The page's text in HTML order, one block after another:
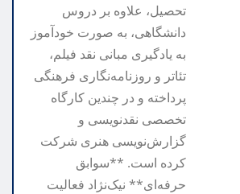
تحصیل، علاوه بر دروس
دانشگاهی، به صورت خودآموز
به یادگیری مبانی نقد فیلم،
تئاتر و روزنامه‌نگاری فرهنگی
پرداخته و در چندین کارگاه
تخصصی نقدنویسی و
گزارش‌نویسی هنری شرکت
کرده است. **سوابق
حرفه‌ای** نیک‌نژاد فعالیت